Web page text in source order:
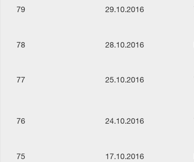
79 29.10.2016
78 28.10.2016
77 25.10.2016
76 24.10.2016
75 17.10.2016